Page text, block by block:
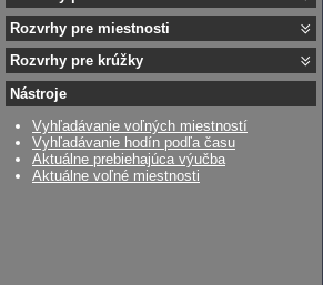
Rozvrhy pre miestnosti
Rozvrhy pre krúžky
Nástroje
Vyhľadávanie voľných miestností
Vyhľadávanie hodín podľa času
Aktuálne prebiehajúca výučba
Aktuálne voľné miestnosti